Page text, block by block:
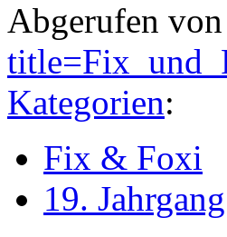
Abgerufen von
Kategorien:
Fix & Foxi
19. Jahrgang